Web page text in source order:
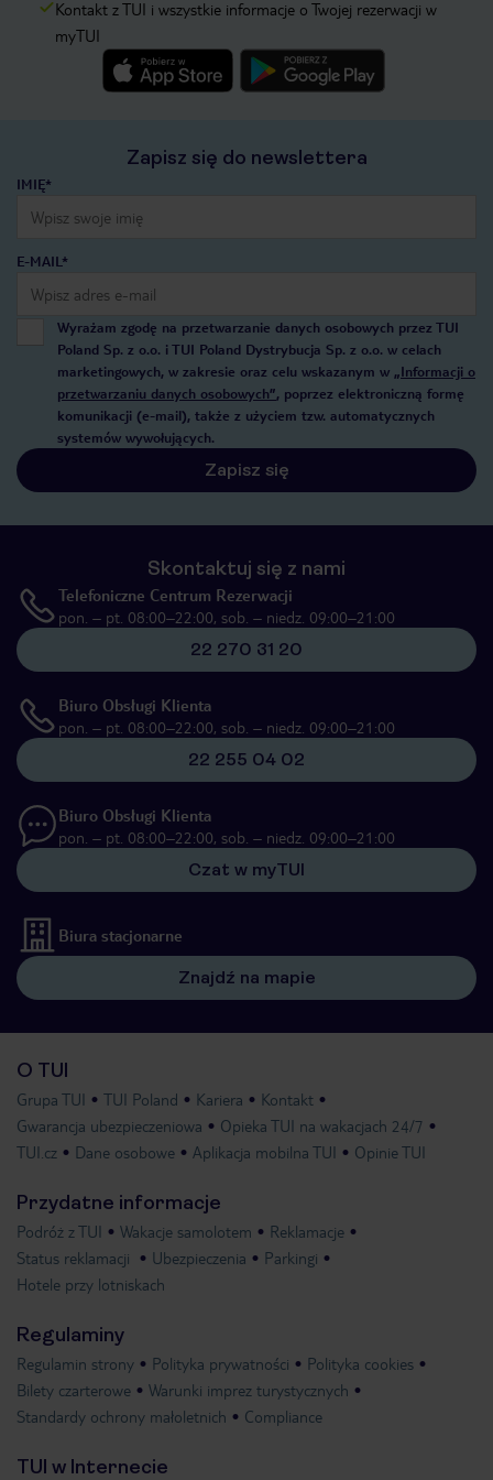
Kontakt z TUI i wszystkie informacje o Twojej rezerwacji w
myTUI
Zapisz się do newslettera
IMIĘ*
E-MAIL*
Wyrażam zgodę na przetwarzanie danych osobowych przez TUI
Poland Sp. z o.o. i TUI Poland Dystrybucja Sp. z o.o. w celach
marketingowych, w zakresie oraz celu wskazanym w „Informacji o
przetwarzaniu danych osobowych”, poprzez elektroniczną formę
komunikacji (e-mail), także z użyciem tzw. automatycznych
systemów wywołujących.
Zapisz się
Skontaktuj się z nami
Telefoniczne Centrum Rezerwacji
pon. – pt. 08:00–22:00, sob. – niedz. 09:00–21:00
22 270 31 20
Biuro Obsługi Klienta
pon. – pt. 08:00–22:00, sob. – niedz. 09:00–21:00
22 255 04 02
Biuro Obsługi Klienta
pon. – pt. 08:00–22:00, sob. – niedz. 09:00–21:00
Czat w myTUI
Biura stacjonarne
Znajdź na mapie
O TUI
Grupa TUI TUI Poland Kariera
Kontakt
Gwarancja ubezpieczeniowa
Opieka TUI na wakacjach 24/7
TUI.cz
Dane osobowe Aplikacja mobilna TUI Opinie TUI
Przydatne informacje
Podróż z TUI Wakacje samolotem
Reklamacje
Status reklamacji
Ubezpieczenia
Parkingi
Hotele przy lotniskach
Regulaminy
Regulamin strony Polityka prywatności
Polityka cookies
Bilety czarterowe
Warunki imprez turystycznych
Standardy ochrony małoletnich
Compliance
TUI w Internecie